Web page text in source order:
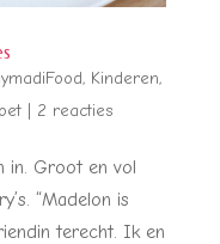
, Kinderen,
| 2 reacties
in. Groot en vol
“Madelon is
terecht. Ik en